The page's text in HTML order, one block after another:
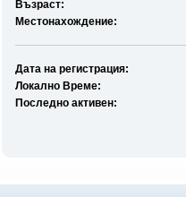
Възраст:
Местонахождение:
Дата на регистрация:
Локално Време:
Последно активен: